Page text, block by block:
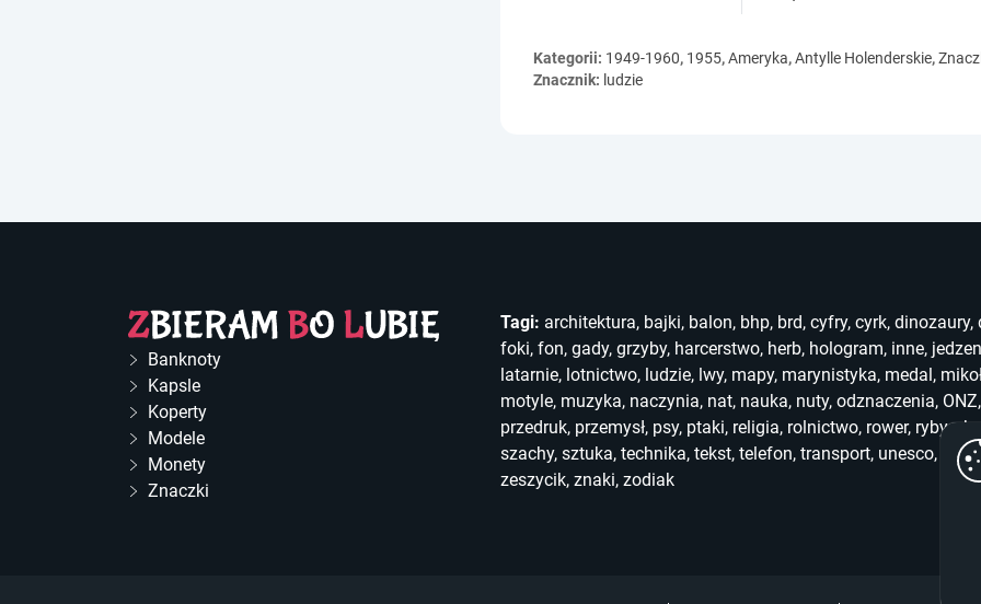
Kategorii: 1949-1960, 1955,Ameryka,Antylle Holenderskie,
Znacznik: ludzie
Banknoty
Kapsle
Koperty
Modele
Monety
Znaczki
Tagi: architektura, bajki, balon, bhp, brd, cyfry, cyrk, dinozaury,
foki, fon, gady, grzyby, harcerstwo, herb, hologram, inne,
latarnie, lotnictwo, ludzie, lwy, mapy, marynistyka, medal,
motyle, muzyka, naczynia, nat, nauka, nuty, odznaczenia, ONZ
przedruk, przemysł, psy, ptaki, religia, rolnictwo, rower, ryby,
szachy, sztuka, technika, tekst, telefon, transport, unesco,
zeszycik, znaki, zodiak